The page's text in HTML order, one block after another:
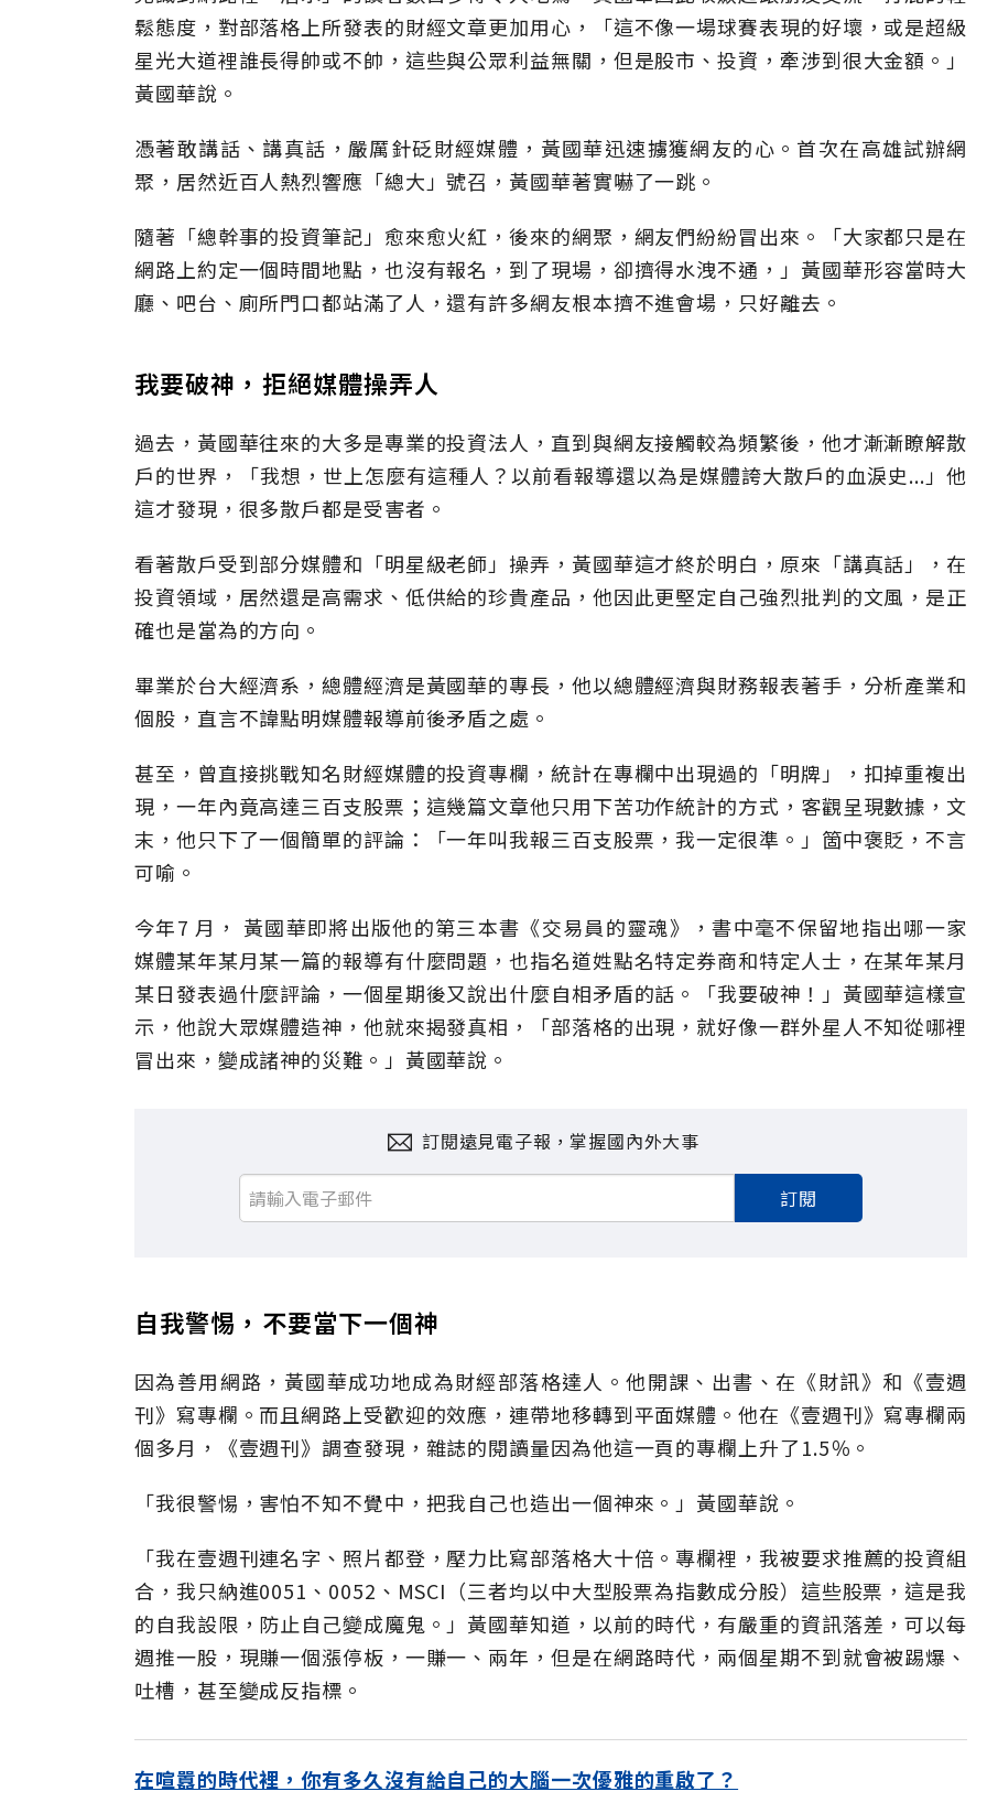
鬆態度，對部落格上所發表的財經文章更加用心，「這不像一場球賽表現的好壞，或是超級
星光大道裡誰長得帥或不帥，這些與公眾利益無關，但是股市、投資，牽涉到很大金額。」
黃國華說。
憑著敢講話、講真話，嚴厲針砭財經媒體，黃國華迅速擄獲網友的心。首次在高雄試辦網
聚，居然近百人熱烈響應「總大」號召，黃國華著實嚇了一跳。
隨著「總幹事的投資筆記」愈來愈火紅，後來的網聚，網友們紛紛冒出來。「大家都只是在
網路上約定一個時間地點，也沒有報名，到了現場，卻擠得水洩不通，」黃國華形容當時大
廳、吧台、廁所門口都站滿了人，還有許多網友根本擠不進會場，只好離去。
我要破神，拒絕媒體操弄人
過去，黃國華往來的大多是專業的投資法人，直到與網友接觸較為頻繁後，他才漸漸瞭解散
戶的世界，「我想，世上怎麼有這種人？以前看報導還以為是媒體誇大散戶的血淚史...」他
這才發現，很多散戶都是受害者。
看著散戶受到部分媒體和「明星級老師」操弄，黃國華這才終於明白，原來「講真話」，在
投資領域，居然還是高需求、低供給的珍貴產品，他因此更堅定自己強烈批判的文風，是正
確也是當為的方向。
畢業於台大經濟系，總體經濟是黃國華的專長，他以總體經濟與財務報表著手，分析產業和
個股，直言不諱點明媒體報導前後矛盾之處。
甚至，曾直接挑戰知名財經媒體的投資專欄，統計在專欄中出現過的「明牌」，扣掉重複出
現，一年內竟高達三百支股票；這幾篇文章他只用下苦功作統計的方式，客觀呈現數據，文
末，他只下了一個簡單的評論：「一年叫我報三百支股票，我一定很準。」箇中褒貶，不言
可喻。
今年7 月， 黃國華即將出版他的第三本書《交易員的靈魂》，書中毫不保留地指出哪一家
媒體某年某月某一篇的報導有什麼問題，也指名道姓點名特定券商和特定人士，在某年某月
某日發表過什麼評論，一個星期後又說出什麼自相矛盾的話。「我要破神！」黃國華這樣宣
示，他說大眾媒體造神，他就來揭發真相，「部落格的出現，就好像一群外星人不知從哪裡
冒出來，變成諸神的災難。」黃國華說。
訂閱遠見電子報，掌握國內外大事
訂閱
自我警惕，不要當下一個神
因為善用網路，黃國華成功地成為財經部落格達人。他開課、出書、在《財訊》和《壹週
刊》寫專欄。而且網路上受歡迎的效應，連帶地移轉到平面媒體。他在《壹週刊》寫專欄兩
個多月，《壹週刊》調查發現，雜誌的閱讀量因為他這一頁的專欄上升了1.5％。
「我很警惕，害怕不知不覺中，把我自己也造出一個神來。」黃國華說。
「我在壹週刊連名字、照片都登，壓力比寫部落格大十倍。專欄裡，我被要求推薦的投資組
合，我只納進0051、0052、MSCI（三者均以中大型股票為指數成分股）這些股票，這是我
的自我設限，防止自己變成魔鬼。」黃國華知道，以前的時代，有嚴重的資訊落差，可以每
週推一股，現賺一個漲停板，一賺一、兩年，但是在網路時代，兩個星期不到就會被踢爆、
吐槽，甚至變成反指標。
在喧囂的時代裡，你有多久沒有給自己的大腦一次優雅的重啟了？